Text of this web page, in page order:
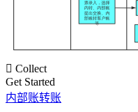
 Collect
Get Started
内部账转账